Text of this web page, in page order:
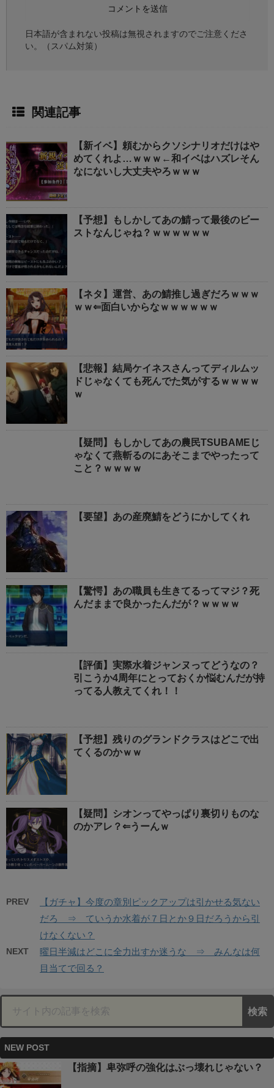
日本語が含まれない投稿は無視されますのでご注意くださ
い。（スパム対策）
関連記事
【新イベ】頼むからクソシナリオだけはや
めてくれよ…ｗｗｗ←和イベはハズレそん
なにないし大丈夫やろｗｗｗ
【予想】もしかしてあの鯖って最後のビー
ストなんじゃね？ｗｗｗｗｗｗ
【ネタ】運営、あの鯖推し過ぎだろｗｗｗ
ｗｗ⇐面白いからなｗｗｗｗｗｗ
【悲報】結局ケイネスさんってディルムッ
ドじゃなくても死んでた気がするｗｗｗｗ
ｗ
【疑問】もしかしてあの農民TSUBAMEじ
ゃなくて燕斬るのにあそこまでやったって
こと？ｗｗｗｗ
【要望】あの産廃鯖をどうにかしてくれ
【驚愕】あの職員も生きてるってマジ？死
んだままで良かったんだが？ｗｗｗｗ
【評価】実際水着ジャンヌってどうなの？
引こうか4周年にとっておくか悩むんだが持
ってる人教えてくれ！！
【予想】残りのグランドクラスはどこで出
てくるのかｗｗ
【疑問】シオンってやっぱり裏切りものな
のかアレ？⇐うーんｗ
PREV
【ガチャ】今度の章別ピックアップは引かせる気ない
だろ ⇒ ていうか水着が７日とか９日だろうから引
けなくない？
NEXT
曜日半減はどこに全力出すか迷うな ⇒ みんなは何
目当てで回る？
NEW POST
【指摘】卑弥呼の強化はぶっ壊れじゃない？